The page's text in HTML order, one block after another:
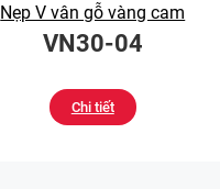
Nẹp V vân gỗ vàng cam
VN30-04
Chi tiết